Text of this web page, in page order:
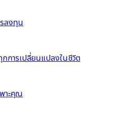
ลงทุน
กการเปลี่ยนแปลงในชีวิต
าะคุณ